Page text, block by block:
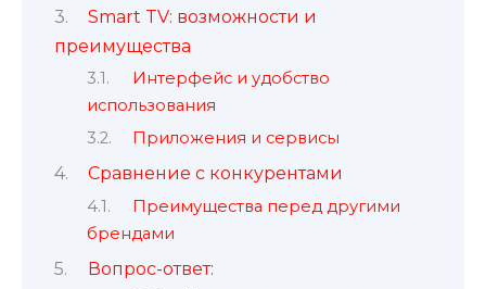
Smart TV: возможности и
преимущества
Интерфейс и удобство
использования
Приложения и сервисы
Сравнение с конкурентами
Преимущества перед другими
брендами
Вопрос-ответ: